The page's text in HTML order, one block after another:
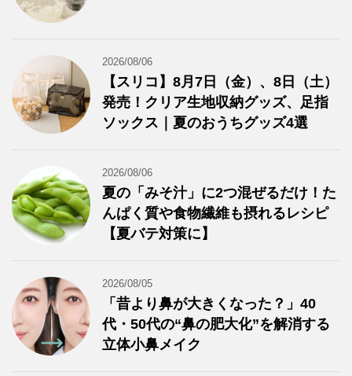
2026/08/06
【スリコ】8月7日（金）、8日（土）
発売！クリア生地収納グッズ、足指
ソックス｜夏のおうちグッズ4選
2026/08/06
夏の「みそ汁」に2つ混ぜるだけ！た
んぱく質や食物繊維も摂れるレシピ
【夏バテ対策に】
2026/08/05
「昔より鼻が大きくなった？」40
代・50代の“鼻の肥大化”を解消する
立体小鼻メイク